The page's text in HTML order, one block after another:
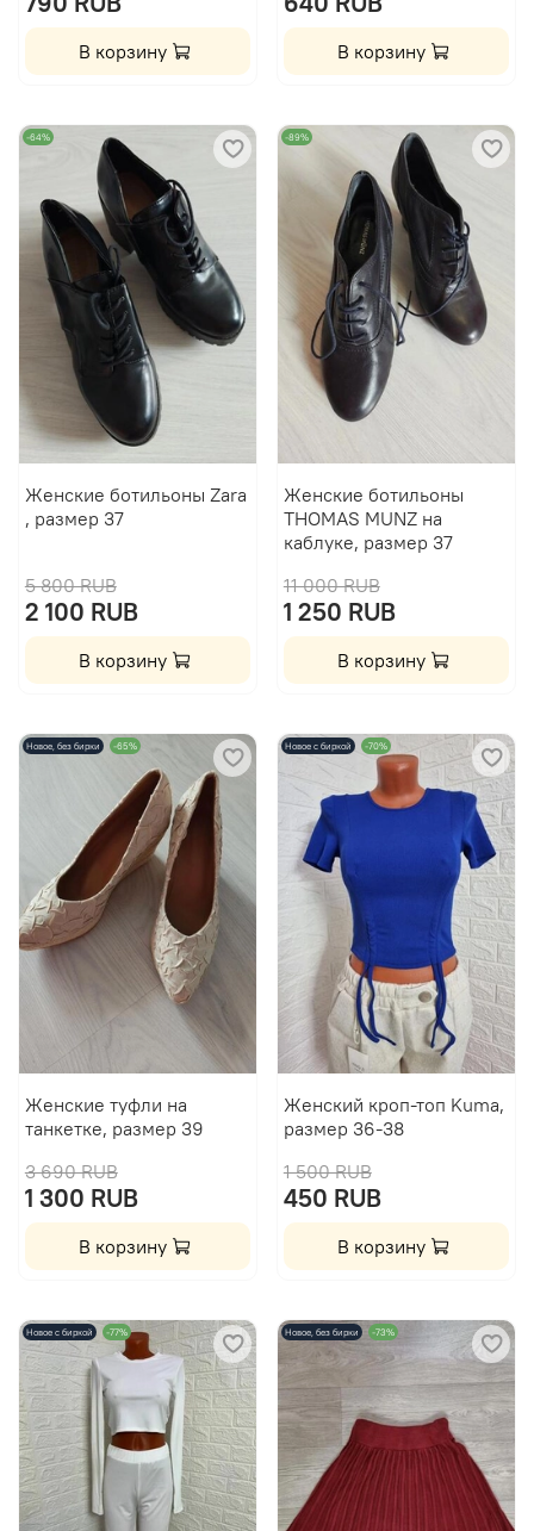
В корзину В корзину
-64%
Женские ботильоны Zara
, размер 37
5 800 RUB
2 100 RUB
В корзину
-89%
Женские ботильоны
THOMAS MUNZ на
каблуке, размер 37
11 000 RUB
1 250 RUB
В корзину
Новое, без бирки -65%
Женские туфли на
танкетке, размер 39
3 690 RUB
1 300 RUB
В корзину
Новое с биркой -70%
Женский кроп-топ Kuma,
размер 36-38
1 500 RUB
450 RUB
В корзину
Новое с биркой -77% Новое, без бирки -73%